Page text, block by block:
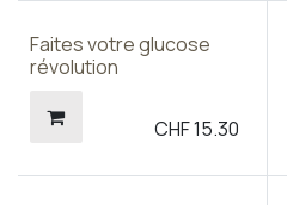
Faites votre glucose
révolution
CHF15.30